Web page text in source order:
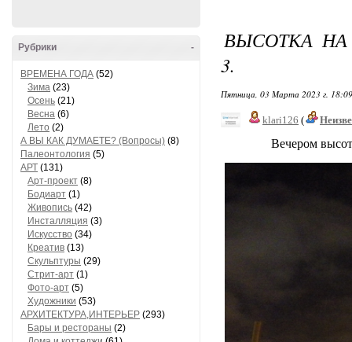
-
Рубрики
ВРЕМЕНА ГОДА (52)
Зима (23)
Осень (21)
Весна (6)
Лето (2)
А ВЫ КАК ДУМАЕТЕ? (Вопросы) (8)
Палеонтология (5)
АРТ (131)
Арт-проект (8)
Бодиарт (1)
Живопись (42)
Инсталляция (3)
Искусство (34)
Креатив (13)
Скульптуры (29)
Стрит-арт (1)
Фото-арт (5)
Художники (53)
АРХИТЕКТУРА,ИНТЕРЬЕР (293)
Бары и рестораны (2)
ВЫСОТКА
3.
Пятница, 03 Марта 2023 г.
klari126 (
Вечером